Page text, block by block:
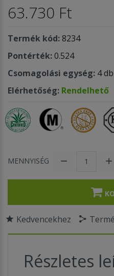
63.730 Ft
Termék kód:8234
Pontérték:0.524
Csomagolási egység: 4
Elérhetőség: Rendelhető
MENNYISÉG
Kedvencekhez
Részletes